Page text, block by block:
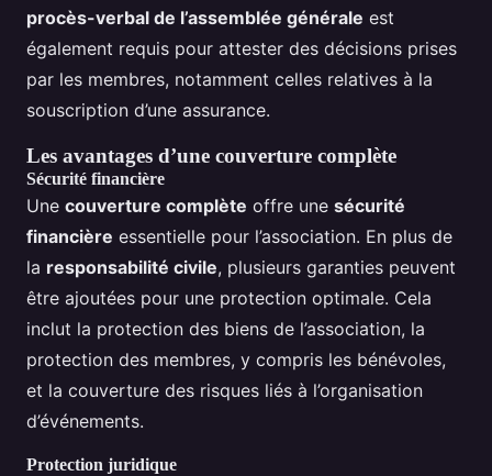
procès-verbal de l’assemblée générale est
également requis pour attester des décisions prises
par les membres, notamment celles relatives à la
souscription d’une assurance.
Les avantages d’une couverture complète
Sécurité financière
Une couverture complète offre une sécurité
financière essentielle pour l’association. En plus de
la responsabilité civile, plusieurs garanties peuvent
être ajoutées pour une protection optimale. Cela
inclut la protection des biens de l’association, la
protection des membres, y compris les bénévoles,
et la couverture des risques liés à l’organisation
d’événements.
Protection juridique